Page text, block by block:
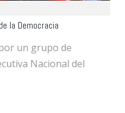
la Democracia
un grupo de
Nacional del